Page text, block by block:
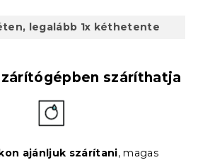
legalább 1x kéthetente
száríthatja
ajánljuk szárítani, magas